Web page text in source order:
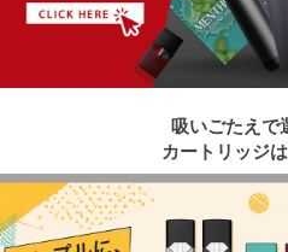
吸いごたえで
カートリッジ